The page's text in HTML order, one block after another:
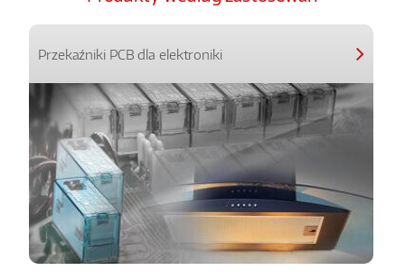
Przekaźniki PCB dla elektroniki